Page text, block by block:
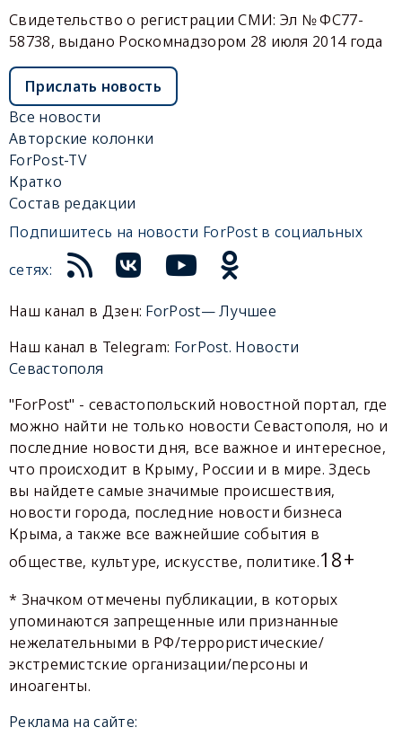
Свидетельство о регистрации СМИ: Эл № ФС77-
58738, выдано Роскомнадзором 28 июля 2014 года
Прислать новость
Все новости
Авторские колонки
ForPost-TV
Кратко
Состав редакции
Подпишитесь на новости ForPost в социальных
сетях:
Наш канал в Дзен: ForPost— Лучшее
Наш канал в Telegram: ForPost. Новости
Севастополя
"ForPost" - севастопольский новостной портал, где
можно найти не только новости Севастополя, но и
последние новости дня, все важное и интересное,
что происходит в Крыму, России и в мире. Здесь
вы найдете самые значимые происшествия,
новости города, последние новости бизнеса
Крыма, а также все важнейшие события в
обществе, культуре, искусстве, политике.18+
* Значком отмечены публикации, в которых
упоминаются запрещенные или признанные
нежелательными в РФ/террористические/
экстремистские организации/персоны и
иноагенты.
Реклама на сайте: